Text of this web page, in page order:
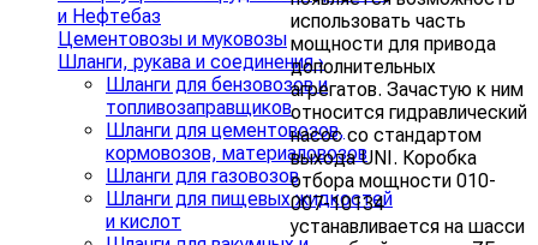
и Нефтебаз
Цементовозы и муковозы
Шланги, рукава и соединения›
Шланги для бензовозов и
топливозаправщиков
Шланги для цементовозов,
кормовозов, материаловозов
Шланги для газовозов
Шланги для пищевых жидкостей
и кислот
использовать часть
мощности для привода
дополнительных
агрегатов. Зачастую к ним
относится гидравлический
насос со стандартом
выхода UNI. Коробка
отбора мощности 010-
007-10134
устанавливается на шасси